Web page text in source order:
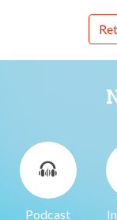
Podcast